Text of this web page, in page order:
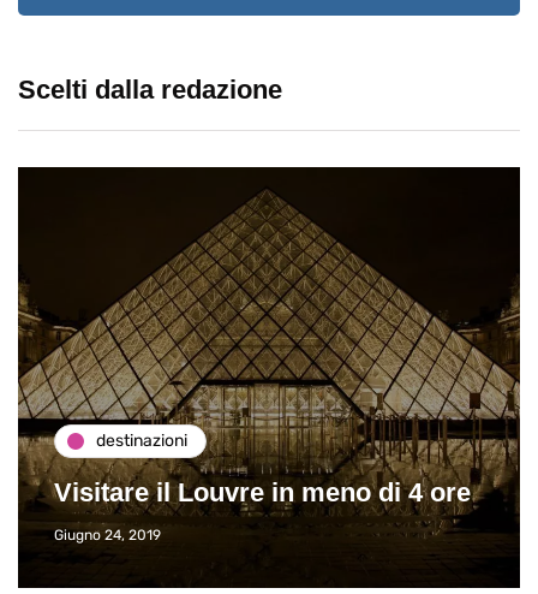
Scelti dalla redazione
destinazioni
Visitare il Louvre in meno di 4 ore
Giugno 24, 2019